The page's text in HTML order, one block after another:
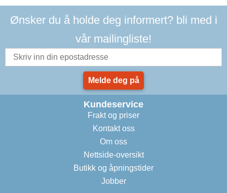
Ønsker du å holde deg informert? bli med i
vår mailingliste!
Melde deg på
Kundeservice
Frakt og priser
Kontakt oss
Om oss
Nettside-oversikt
Butikk og åpningstider
Jobber